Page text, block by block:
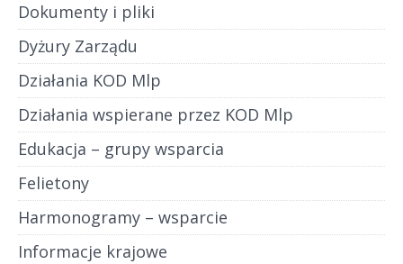
Dokumenty i pliki
Dyżury Zarządu
Działania KOD Mlp
Działania wspierane przez KOD Mlp
Edukacja – grupy wsparcia
Felietony
Harmonogramy – wsparcie
Informacje krajowe